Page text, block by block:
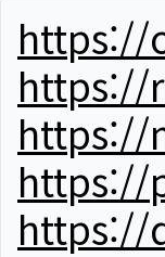
https://
https://
https://
https://
https://